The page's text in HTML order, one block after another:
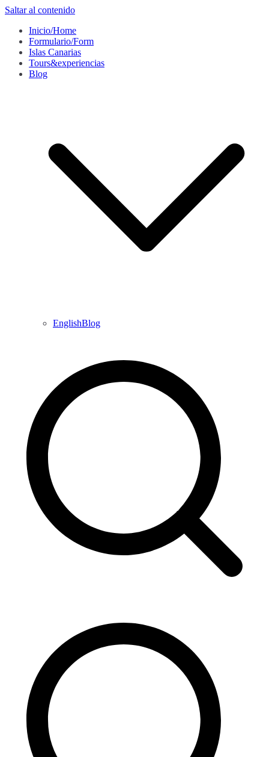
Saltar al contenido
Inicio/Home
Formulario/Form
Islas Canarias
Tours&experiencias
Blog
EnglishBlog